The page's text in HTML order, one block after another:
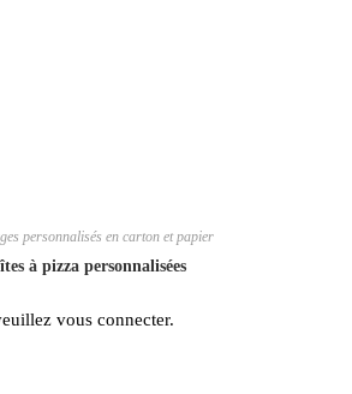
personnalisés en carton et papier
à pizza personnalisées
vous connecter.